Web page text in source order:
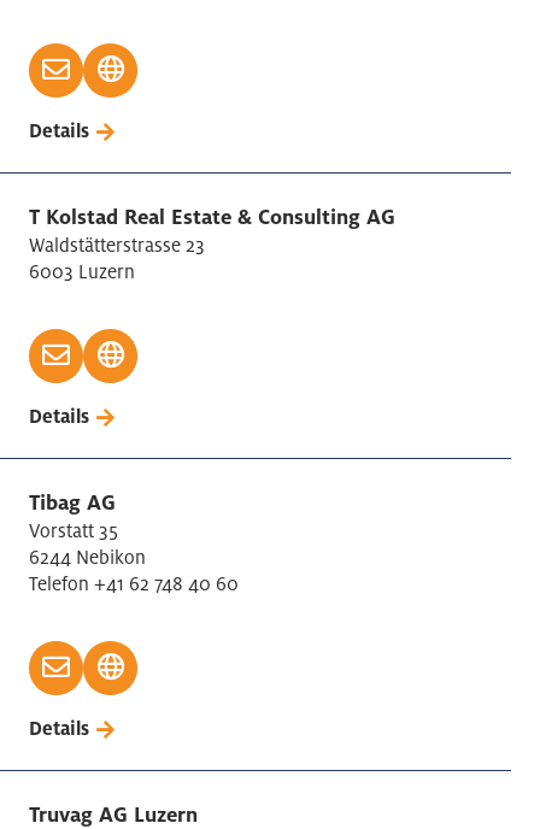
Details
T Kolstad Real Estate & Consulting AG
Waldstätterstrasse 23
6003 Luzern
Details
Tibag AG
Vorstatt 35
6244 Nebikon
Telefon +41 62 748 40 60
Details
Truvag AG Luzern